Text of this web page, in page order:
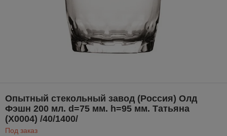
Опытный стекольный завод (Россия) Олд
Фэшн 200 мл. d=75 мм. h=95 мм. Татьяна
(X0004) /40/1400/
Под заказ